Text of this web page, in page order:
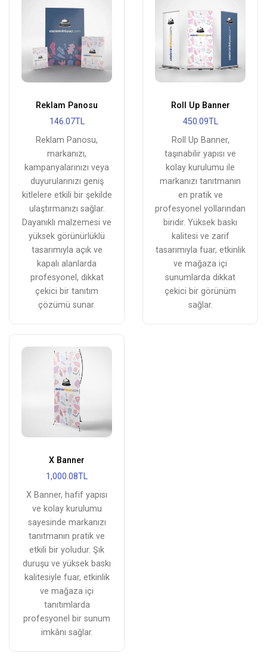
Reklam Panosu
146.07TL
Reklam Panosu,
markanızı,
kampanyalarınızı veya
duyurularınızı geniş
kitlelere etkili bir şekilde
ulaştırmanızı sağlar.
Dayanıklı malzemesi ve
yüksek görünürlüklü
tasarımıyla açık ve
kapalı alanlarda
profesyonel, dikkat
çekici bir tanıtım
çözümü sunar.
Roll Up Banner
450.09TL
Roll Up Banner,
taşınabilir yapısı ve
kolay kurulumu ile
markanızı tanıtmanın
en pratik ve
profesyonel yollarından
biridir. Yüksek baskı
kalitesi ve zarif
tasarımıyla fuar, etkinlik
ve mağaza içi
sunumlarda dikkat
çekici bir görünüm
sağlar.
X Banner
1,000.08TL
X Banner, hafif yapısı
ve kolay kurulumu
sayesinde markanızı
tanıtmanın pratik ve
etkili bir yoludur. Şık
duruşu ve yüksek baskı
kalitesiyle fuar, etkinlik
ve mağaza içi
tanıtımlarda
profesyonel bir sunum
imkânı sağlar.